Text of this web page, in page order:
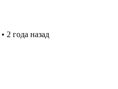
• 2 года назад